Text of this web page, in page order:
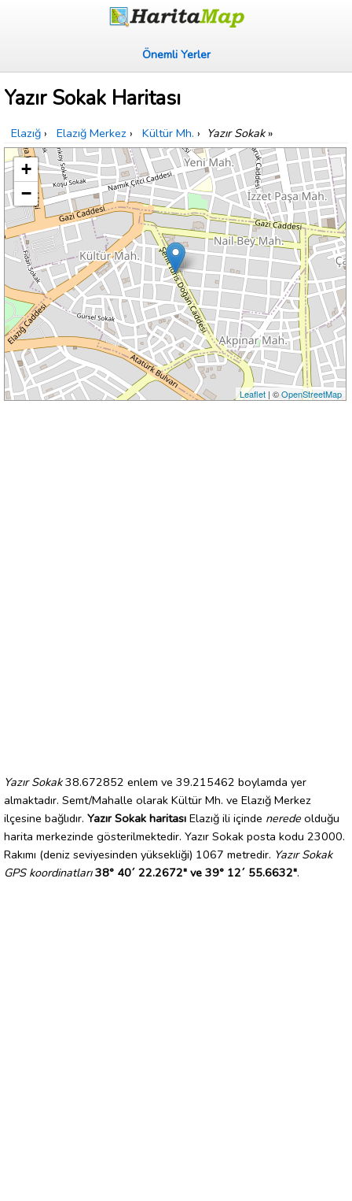
Önemli Yerler
Yazır Sokak Haritası
Elazığ › Elazığ Merkez › Kültür Mh. › Yazır Sokak»
+
−
Leaflet| ©OpenStreetMap
Yazır Sokak38.672852 enlem ve 39.215462 boylamda yer
almaktadır. Semt/Mahalle olarak Kültür Mh. ve Elazığ Merkez
ilçesine bağlıdır. Yazır Sokak haritası Elazığ ili içinde nerede olduğu
harita merkezinde gösterilmektedir. Yazır Sokak posta kodu 23000.
Rakımı (deniz seviyesinden yüksekliği) 1067 metredir. Yazır Sokak
GPS koordinatları 38° 40´ 22.2672" ve 39° 12´ 55.6632".